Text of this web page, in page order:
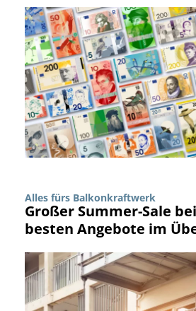
Alles fürs Balkonkraftwerk
Großer Summer-Sale
besten Angebote im